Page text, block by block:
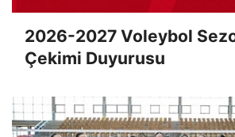
2026-2027 Voleybol
Çekimi Duyurusu